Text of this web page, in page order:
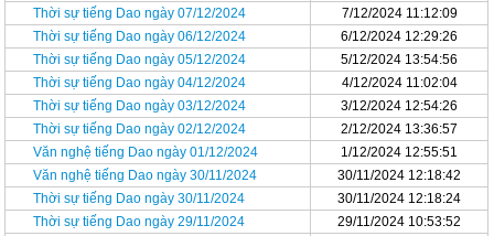
Thời sự tiếng Dao ngày 07/12/2024
7/12/2024 11:12:09
Thời sự tiếng Dao ngày 06/12/2024
6/12/2024 12:29:26
Thời sự tiếng Dao ngày 05/12/2024
5/12/2024 13:54:56
Thời sự tiếng Dao ngày 04/12/2024
4/12/2024 11:02:04
Thời sự tiếng Dao ngày 03/12/2024
3/12/2024 12:54:26
Thời sự tiếng Dao ngày 02/12/2024
2/12/2024 13:36:57
Văn nghệ tiếng Dao ngày 01/12/2024
1/12/2024 12:55:51
Văn nghệ tiếng Dao ngày 30/11/2024
30/11/2024 12:18:42
Thời sự tiếng Dao ngày 30/11/2024
30/11/2024 12:18:24
Thời sự tiếng Dao ngày 29/11/2024
29/11/2024 10:53:52